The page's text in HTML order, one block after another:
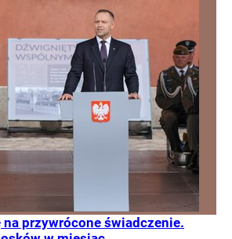
przywrócone świadczenie.